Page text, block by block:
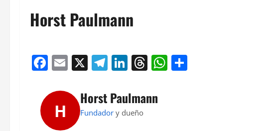
Horst Paulmann
Facebook
Email
X Telegram
LinkedIn
Threads
WhatsApp
H
Horst Paulmann
Fundador y dueño